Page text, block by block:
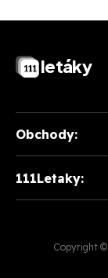
letáky
Obchody:
111Letaky:
Copyright ©